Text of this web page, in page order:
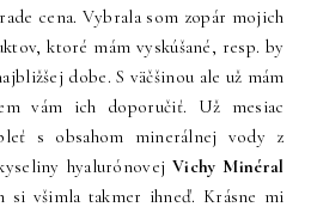
cena. Vybrala som zopár mojich
ktoré mám vyskúšané, resp. by
dobe. S väčšinou ale už mám
vám ich doporučiť. Už mesiac
s obsahom minerálnej vody z
hyalurónovejVichy Minéral
si všimla takmer ihneď. Krásne mi